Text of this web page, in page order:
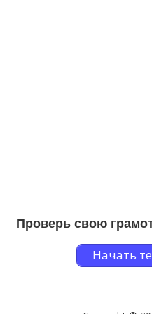
Проверь свою
Начать